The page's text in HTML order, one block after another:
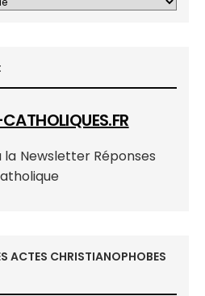
ACTES CHRISTIANOPHOBES